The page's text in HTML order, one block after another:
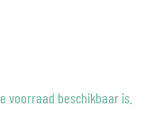
je stijl stralen met
van King Louie.
voorraad beschikbaar is.